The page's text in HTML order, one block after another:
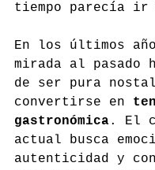
tiempo parecía ir
En los últimos
mirada al pasado
de ser pura
convertirse en
gastronómica. El
actual busca
autenticidad y